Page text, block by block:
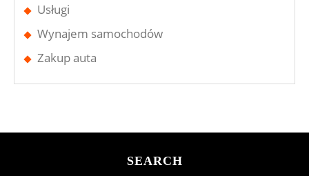
Usługi
Wynajem samochodów
Zakup auta
SEARCH